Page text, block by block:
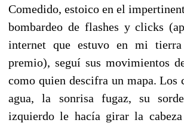
Comedido, estoico en el
bombardeo de flashes y clicks
internet que estuvo en mi
premio), seguí sus movimientos
como quien descifra un mapa. Los
agua, la sonrisa fugaz, su
izquierdo le hacía girar la cabeza